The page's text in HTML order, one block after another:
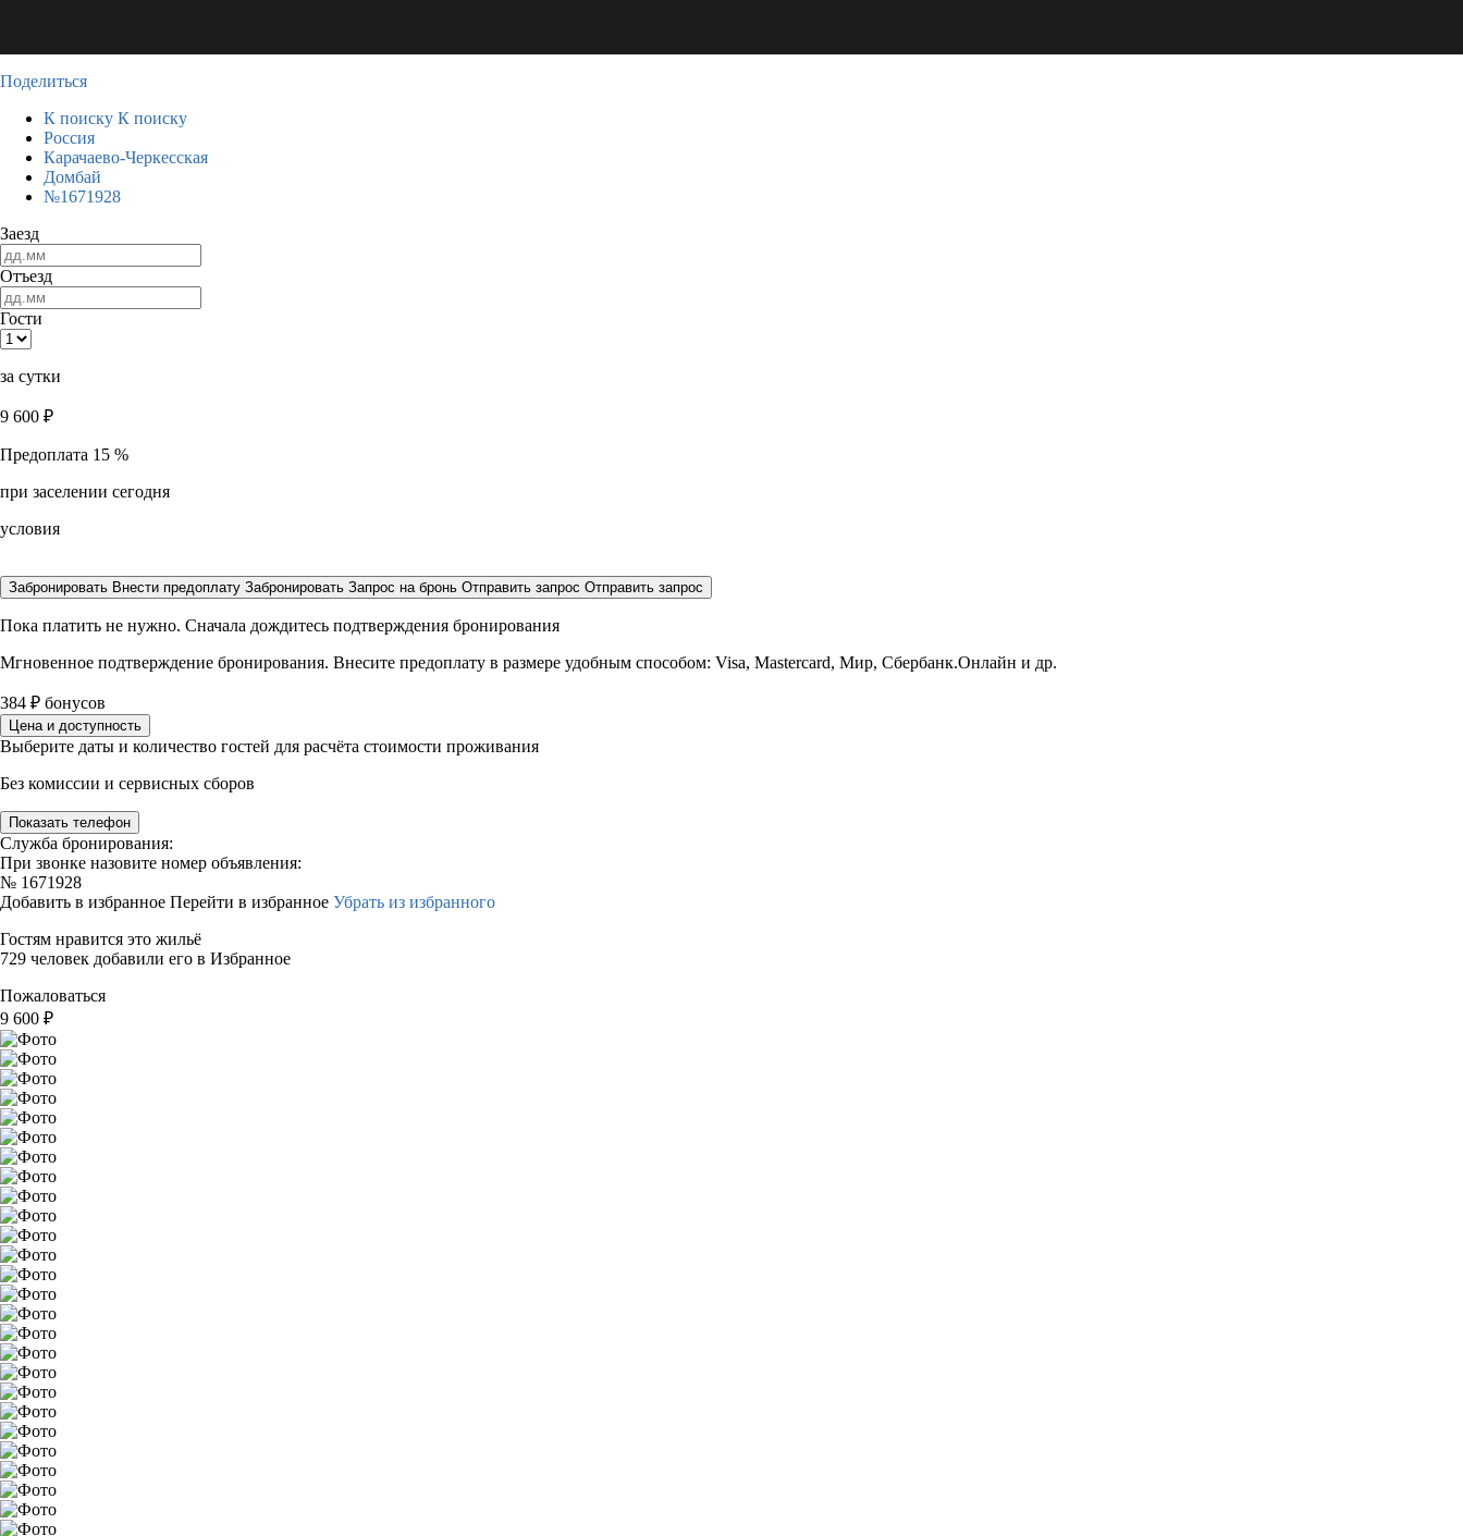
Поделиться
К поиску К поиску
Россия
Карачаево-Черкесская
Домбай
№1671928
Заезд
Отъезд
Гости
за сутки
9 600 ₽
Предоплата 15 %
при заселении сегодня
условия
Забронировать Внести предоплату Забронировать Запрос на бронь Отправить запрос Отправить запрос
Пока платить не нужно. Сначала дождитесь подтверждения бронирования
Мгновенное подтверждение бронирования. Внесите предоплату в размере удобным способом: Visa, Mastercard, Мир, Сбербанк.Онлайн и др.
384 ₽ бонусов
Цена и доступность
Выберите даты и количество гостей для расчёта стоимости проживания
Без комиссии и сервисных сборов
Показать телефон
Служба бронирования:
При звонке назовите номер объявления:
№ 1671928
Добавить в избранное Перейти в избранное Убрать из избранного
Гостям нравится это жильё
729 человек добавили его в Избранное
Пожаловаться
9 600 ₽